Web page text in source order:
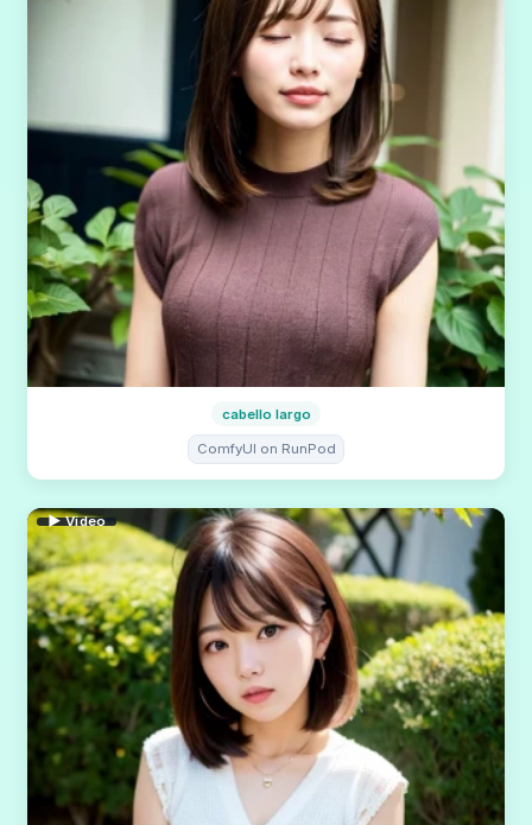
cabello largo
ComfyUI on RunPod
▶ Video